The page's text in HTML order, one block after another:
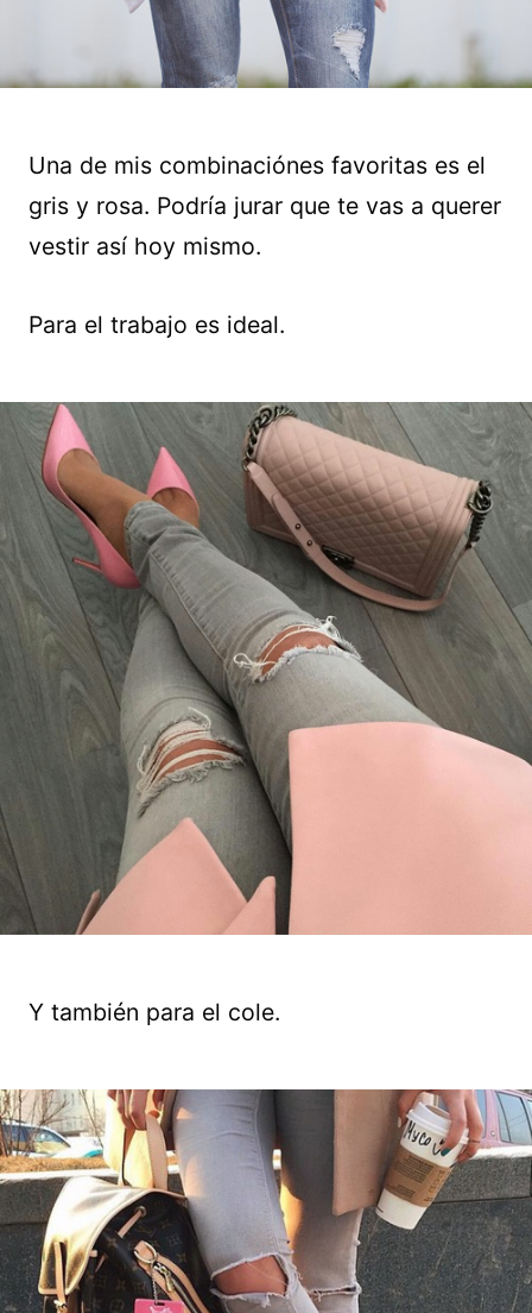
Una de mis combinaciónes favoritas es el
gris y rosa. Podría jurar que te vas a querer
vestir así hoy mismo.
Para el trabajo es ideal.
Y también para el cole.